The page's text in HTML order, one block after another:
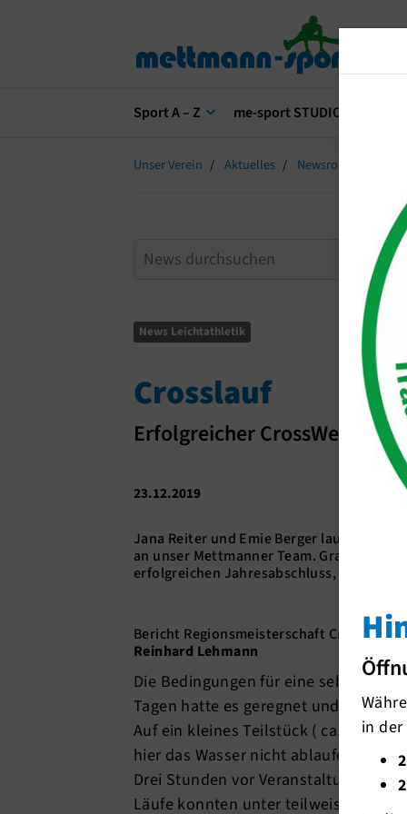
Sport A – Z me-sport STUDIO
Unser Verein Aktuelles Newsroom
News Leichtathletik
Crosslauf
Erfolgreicher
23.12.2019
Jana Reiter und Emie Berger laufen in
an unser Mettmanner Team. Gratulation
erfolgreichen Jahresabschluss, der auf
Bericht Regionsmeisterschaft Crosslauf
Reinhard Lehmann
Die Bedingungen für eine sehr
Tagen hatte es geregnet und der
Auf ein kleines Teilstück ( ca. 80 m
hier das Wasser nicht ablaufen
Drei Stunden vor
Läufe konnten unter teilweise
in der